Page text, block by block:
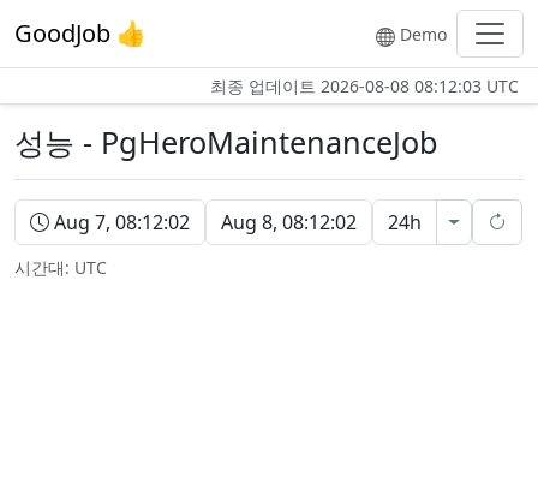
GoodJob 👍 Demo
최종 업데이트 2026-08-08 08:12:03 UTC
성능 - PgHeroMaintenanceJob
성능 시간 범위
Aug 7, 08:12:02 Aug 8, 08:12:02 24h 성능 시
성능
시간대: UTC